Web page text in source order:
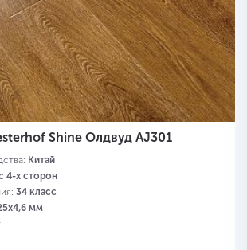
Shine Олдвуд AJ301
Китай
4-х сторон
34 класс
мм